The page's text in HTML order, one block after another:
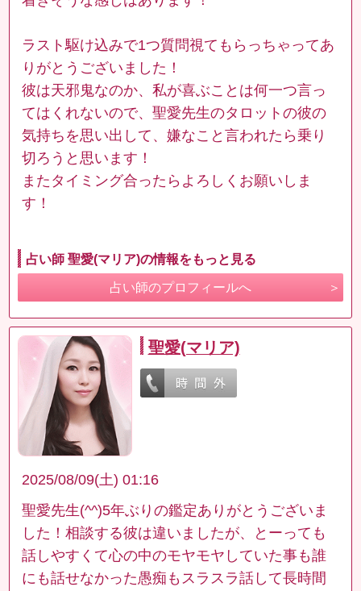
ラスト駆け込みで1つ質問視てもらっちゃってあ
りがとうございました！
彼は天邪鬼なのか、私が喜ぶことは何一つ言っ
てはくれないので、聖愛先生のタロットの彼の
気持ちを思い出して、嫌なこと言われたら乗り
切ろうと思います！
またタイミング合ったらよろしくお願いしま
す！
占い師 聖愛(マリア)の情報をもっと見る
占い師のプロフィールへ
聖愛(マリア)
2025/08/09(土) 01:16
聖愛先生(^^)5年ぶりの鑑定ありがとうございま
した！相談する彼は違いましたが、とーっても
話しやすくて心の中のモヤモヤしていた事も誰
にも話せなかった愚痴もスラスラ話して長時間